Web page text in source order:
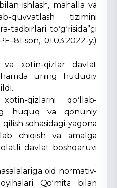
ishlash, mahalla va
quvvatlash tizimini
tadbirlari toʻgʻrisida”gi
son, 01.03.2022-y.)
xotin-qizlar davlat
hamda uning hududiy
qizlarni qoʻllab-
huquq va qonuniy
sohasidagi yagona
chiqish va amalga
davlat boshqaruvi
oid normativ-
Qoʻmita bilan